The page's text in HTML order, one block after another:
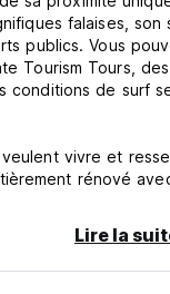
falaises, son
publics. Vous
Tourism Tours, des
conditions de surf
vivre et
rénové
de son
est naturellement
Lire la